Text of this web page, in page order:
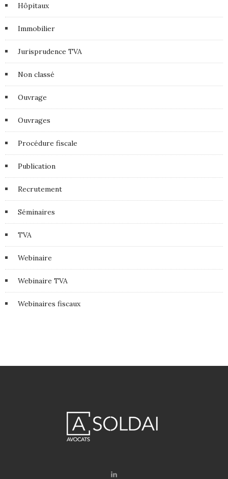
Hôpitaux
Immobilier
Jurisprudence TVA
Non classé
Ouvrage
Ouvrages
Procédure fiscale
Publication
Recrutement
Séminaires
TVA
Webinaire
Webinaire TVA
Webinaires fiscaux